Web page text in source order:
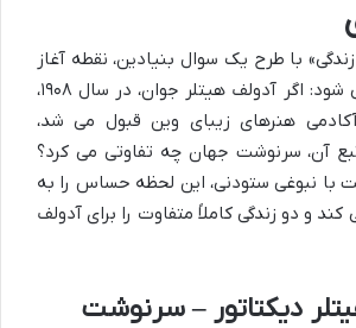
با طرح یک سوال بنیادین، نقطه آغاز
دو روایت موازی می شود: اگر آدولف هیتلر جوان، در سال ۱۹۰۸،
هنرهای زیبای وین قبول می شد،
آن، سرنوشت جهان چه تفاوتی می کرد؟
با نبوغی ستودنی، این لحظه حساس را به
و دو زندگی کاملاً متفاوت را برای آدولف
دیکتاتور – سرنوشت